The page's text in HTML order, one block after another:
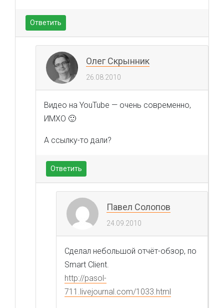
Ответить
Олег Скрынник
26.08.2010
Видео на YouTube — очень современно,
ИМХО 🙂
А ссылку-то дали?
Ответить
Павел Солопов
24.09.2010
Сделал небольшой отчёт-обзор, по
Smart Client.
http://pasol-
711.livejournal.com/1033.html